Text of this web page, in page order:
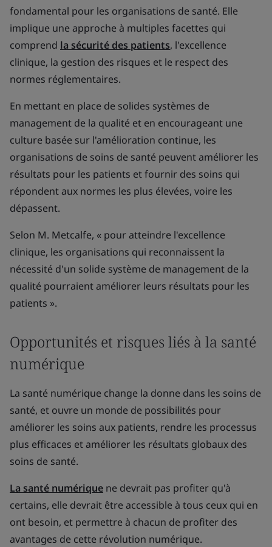
fondamental pour les organisations de santé. Elle
implique une approche à multiples facettes qui
comprend la sécurité des patients, l'excellence
clinique, la gestion des risques et le respect des
normes réglementaires.
En mettant en place de solides systèmes de
management de la qualité et en encourageant une
culture basée sur l'amélioration continue, les
organisations de soins de santé peuvent améliorer les
résultats pour les patients et fournir des soins qui
répondent aux normes les plus élevées, voire les
dépassent.
Selon M. Metcalfe, « pour atteindre l'excellence
clinique, les organisations qui reconnaissent la
nécessité d'un solide système de management de la
qualité pourraient améliorer leurs résultats pour les
patients ».
Opportunités et risques liés à la santé
numérique
La santé numérique change la donne dans les soins de
santé, et ouvre un monde de possibilités pour
améliorer les soins aux patients, rendre les processus
plus efficaces et améliorer les résultats globaux des
soins de santé.
La santé numérique ne devrait pas profiter qu'à
certains, elle devrait être accessible à tous ceux qui en
ont besoin, et permettre à chacun de profiter des
avantages de cette révolution numérique.